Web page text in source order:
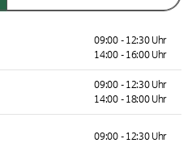
09:00 - 12:30 Uhr
14:00 - 16:00 Uhr
09:00 - 12:30 Uhr
14:00 - 18:00 Uhr
09:00 - 12:30 Uhr